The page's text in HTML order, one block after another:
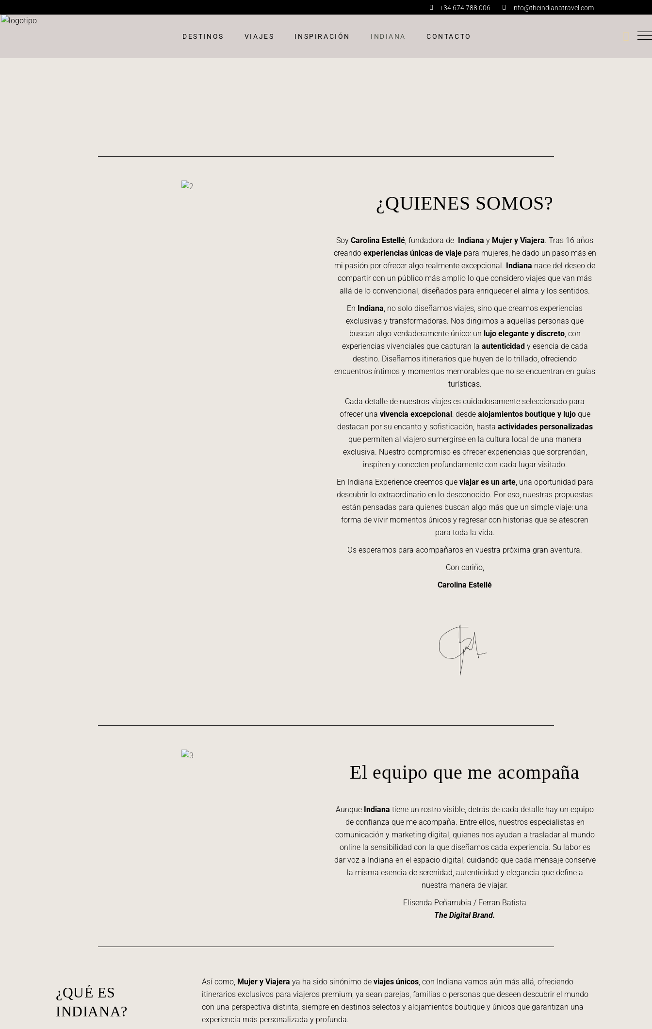
+34 674 788 006 info@theindianatravel.com
DESTINOS VIAJES INSPIRACIÓN INDIANA CONTACTO
¿QUIENES SOMOS?
Soy Carolina Estellé, fundadora de Indiana y Mujer y Viajera. Tras 16 años
creando experiencias únicas de viajepara mujeres, he dado un paso más en
mi pasión por ofrecer algo realmente excepcional. Indiana nace del deseo de
compartir con un público más amplio lo que considero viajes que van más
allá de lo convencional, diseñados para enriquecer el alma y los sentidos.
En Indiana, no solo diseñamos viajes, sino que creamos experiencias
exclusivas y transformadoras. Nos dirigimos a aquellas personas que
buscan algo verdaderamente único: un lujo elegante y discreto, con
experiencias vivenciales que capturan la autenticidady esencia de cada
destino. Diseñamos itinerarios que huyen de lo trillado, ofreciendo
encuentros íntimos y momentos memorables que no se encuentran en guías
turísticas.
Cada detalle de nuestros viajes es cuidadosamente seleccionado para
ofrecer una vivencia excepcional: desde alojamientos boutique y lujoque
destacan por su encanto y sofisticación, hasta actividades personalizadas
que permiten al viajero sumergirse en la cultura local de una manera
exclusiva. Nuestro compromiso es ofrecer experiencias que sorprendan,
inspiren y conecten profundamente con cada lugar visitado.
En Indiana Experience creemos que viajar es un arte, una oportunidad para
descubrir lo extraordinario en lo desconocido. Por eso, nuestras propuestas
están pensadas para quienes buscan algo más que un simple viaje: una
forma de vivir momentos únicos y regresar con historias que se atesoren
para toda la vida.
Os esperamos para acompañaros en vuestra próxima gran aventura.
Con cariño,
Carolina Estellé
El equipo que me acompaña
Aunque Indiana tiene un rostro visible, detrás de cada detalle hay un equipo
de confianza que me acompaña. Entre ellos, nuestros especialistas en
comunicación y marketing digital, quienes nos ayudan a trasladar al mundo
online la sensibilidad con la que diseñamos cada experiencia. Su labor es
dar voz a Indiana en el espacio digital, cuidando que cada mensaje conserve
la misma esencia de serenidad, autenticidad y elegancia que define a
nuestra manera de viajar.
Elisenda Peñarrubia / Ferran Batista
The Digital Brand.
¿QUÉ ES
INDIANA?
Así como, Mujer y Viajera ya ha sido sinónimo de viajes únicos, con Indiana vamos aún más allá, ofreciendo
itinerarios exclusivos para viajeros premium, ya sean parejas, familias o personas que deseen descubrir el mundo
con una perspectiva distinta, siempre en destinos selectos y alojamientos boutique y únicos que garantizan una
experiencia más personalizada y profunda.